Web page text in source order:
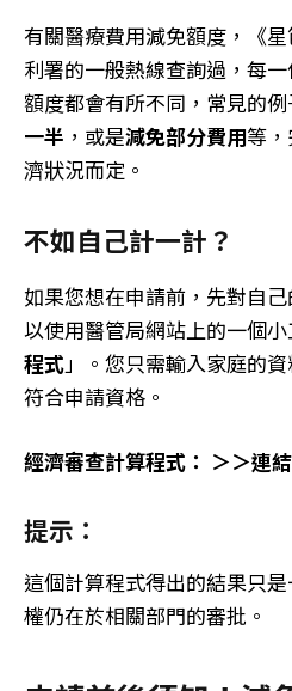
有關醫療費用減免額度，《
利署的一般熱線查詢過，每
額度都會有所不同，常見的例
一半 ，或是減免部分費用等
濟狀況而定。
不如自己計一計？
如果您想在申請前，先對自
以使用醫管局網站上的一個
程式」。您只需輸入家庭的
符合申請資格。
經濟審查計算程式： ＞＞連
提示：
這個計算程式得出的結果只
權仍在於相關部門的審批。